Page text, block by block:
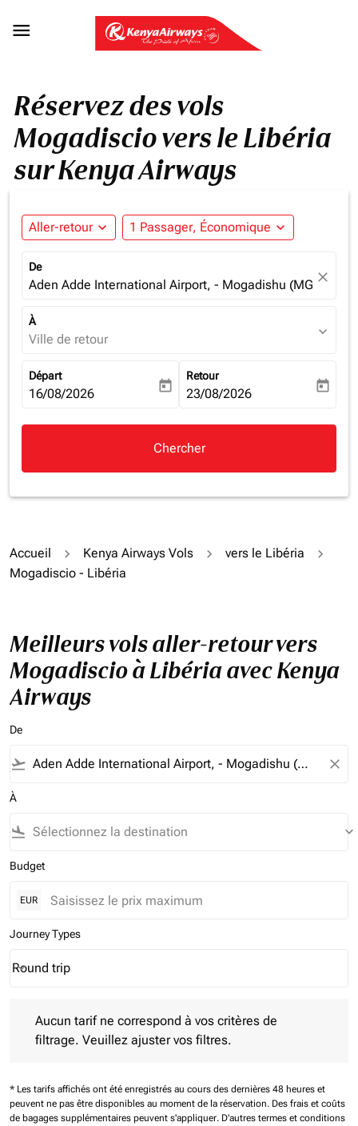

Réservez des vols
Mogadiscio vers le Libéria
sur Kenya Airways
Aller-retour expand_more 1 Passager, Économique expand_more
De
Aden Adde International Airport, - Mogadishu (MGQ),
close
À
Ville de retour expand_more
Départ
fc-booking-departure-date-aria-label
16/08/2026 today
Retour
fc-booking-return-date-aria-
23/08/2026 today
Chercher
Accueil Kenya Airways Vols
vers le Libéria
Mogadiscio - Libéria
Meilleurs vols aller-retour vers
Mogadiscio à Libéria avec Kenya
Airways
De
flight_takeoff close
À
flight_land keyboard_arrow_down
Budget
EUR
Journey Types
Journey Types option Round trip Selected
Round trip
keyboard_arrow_down
Aucun tarif ne correspond à vos critères de
filtrage. Veuillez ajuster vos filtres.
* Les tarifs affichés ont été enregistrés au cours des dernières 48 heures et
peuvent ne pas être disponibles au moment de la réservation. Des frais et coûts
de bagages supplémentaires peuvent s'appliquer. D'autres termes et conditions